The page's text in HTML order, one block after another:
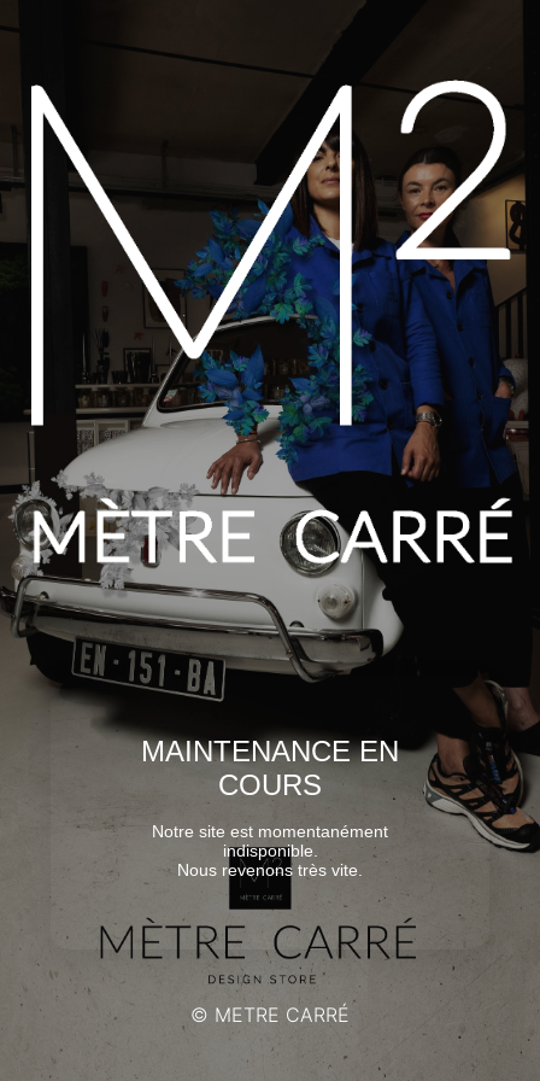
MAINTENANCE EN
COURS
Notre site est momentanément
indisponible.
Nous revenons très vite.
© METRE CARRÉ